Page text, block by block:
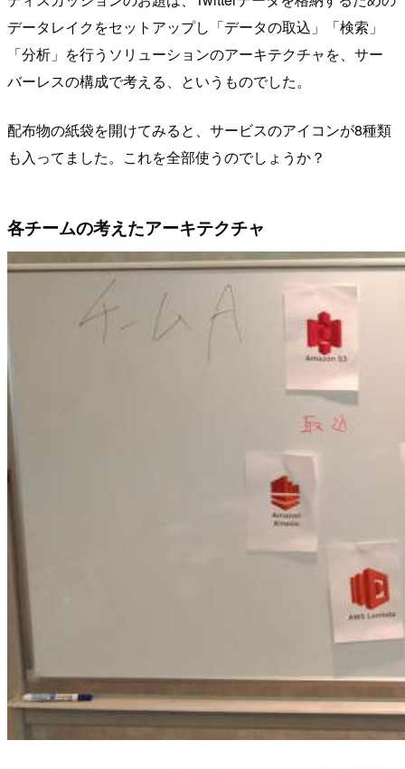
データレイクをセットアップし「データの取込」「検索」
「分析」を行うソリューションのアーキテクチャを、サー
バーレスの構成で考える、というものでした。
配布物の紙袋を開けてみると、サービスのアイコンが8種類
も入ってました。これを全部使うのでしょうか？
各チームの考えたアーキテクチャ